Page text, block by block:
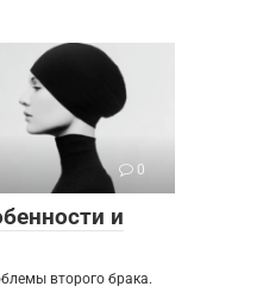
0
и
второго брака.